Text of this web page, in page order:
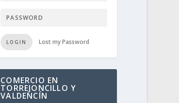
LOGIN Lost my Password
COMERCIO EN
TORREJONCILLO Y
VALDENCÍN